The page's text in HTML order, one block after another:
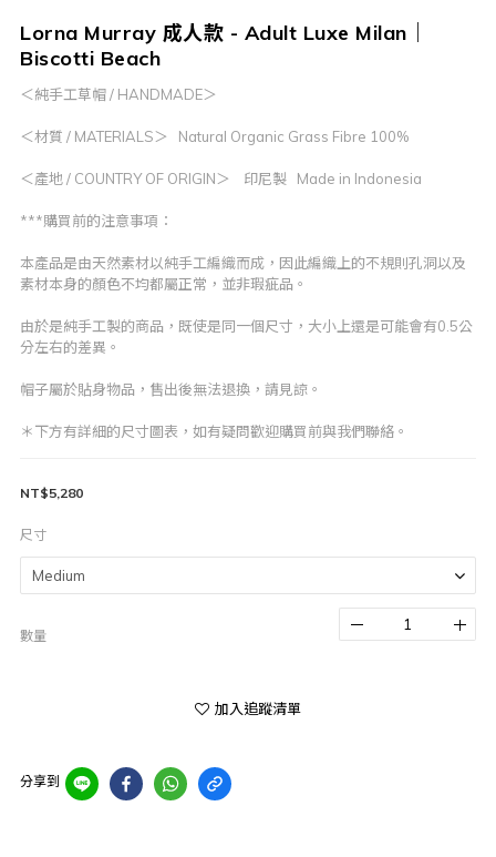
Lorna Murray 成人款 - Adult Luxe Milan｜
Biscotti Beach
＜純手工草帽 / HANDMADE＞
＜材質 / MATERIALS＞   Natural Organic Grass Fibre 100%
＜產地 / COUNTRY OF ORIGIN＞    印尼製   Made in Indonesia
***購買前的注意事項：
本產品是由天然素材以純手工編織而成，因此編織上的不規則孔洞以及
素材本身的顏色不均都屬正常，並非瑕疵品。
由於是純手工製的商品，既使是同一個尺寸，大小上還是可能會有0.5公
分左右的差異。
帽子屬於貼身物品，售出後無法退換，請見諒。
＊下方有詳細的尺寸圖表，如有疑問歡迎購買前與我們聯絡。
NT$5,280
尺寸
數量
加入追蹤清單
分享到